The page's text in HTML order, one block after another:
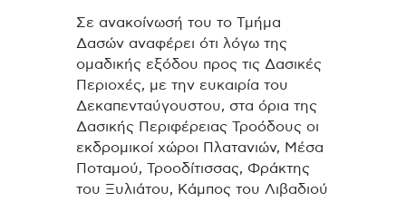
Σε ανακοίνωσή του το Τμήμα
Δασών αναφέρει ότι λόγω της
ομαδικής εξόδου προς τις Δασικές
Περιοχές, με την ευκαιρία του
Δεκαπενταύγουστου, στα όρια της
Δασικής Περιφέρειας Τροόδους οι
εκδρομικοί χώροι Πλατανιών, Μέσα
Ποταμού, Τροοδίτισσας, Φράκτης
του Ξυλιάτου, Κάμπος του Λιβαδιού